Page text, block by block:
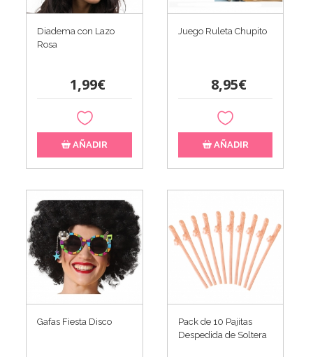
Diadema con Lazo
Rosa
1,99€
AÑADIR
Juego Ruleta Chupito
8,95€
AÑADIR
Gafas Fiesta Disco
Pack de 10 Pajitas
Despedida de Soltera